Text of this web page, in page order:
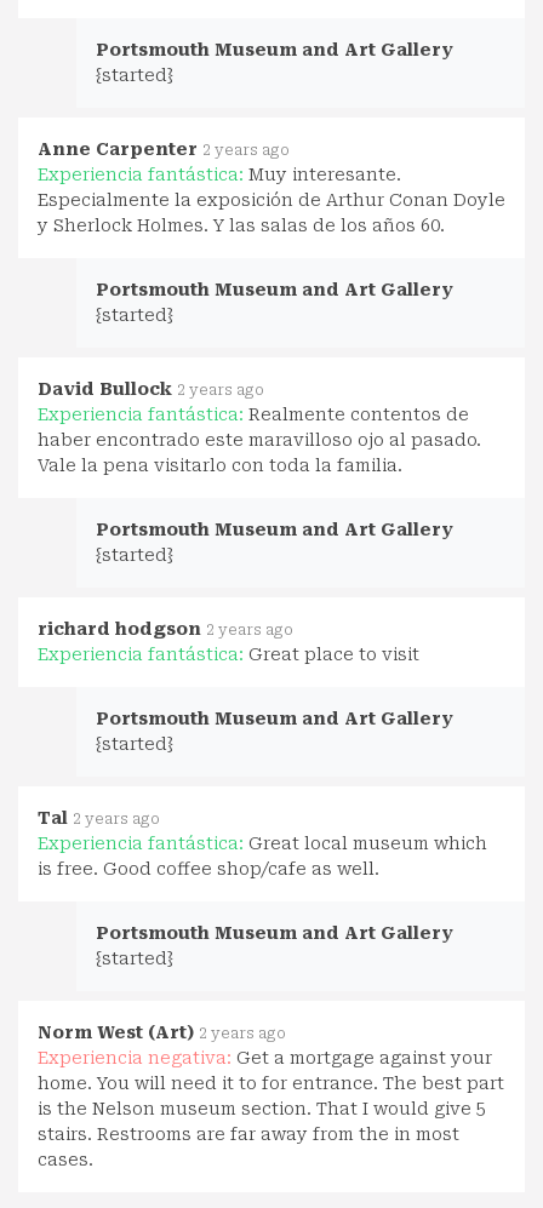
Portsmouth Museum and Art Gallery
{started}
Anne Carpenter 2 years ago
Experiencia fantástica: Muy interesante.
Especialmente la exposición de Arthur Conan Doyle
y Sherlock Holmes. Y las salas de los años 60.
Portsmouth Museum and Art Gallery
{started}
David Bullock 2 years ago
Experiencia fantástica: Realmente contentos de
haber encontrado este maravilloso ojo al pasado.
Vale la pena visitarlo con toda la familia.
Portsmouth Museum and Art Gallery
{started}
richard hodgson 2 years ago
Experiencia fantástica: Great place to visit
Portsmouth Museum and Art Gallery
{started}
Tal 2 years ago
Experiencia fantástica: Great local museum which
is free. Good coffee shop/cafe as well.
Portsmouth Museum and Art Gallery
{started}
Norm West (Art) 2 years ago
Experiencia negativa: Get a mortgage against your
home. You will need it to for entrance. The best part
is the Nelson museum section. That I would give 5
stairs. Restrooms are far away from the in most
cases.